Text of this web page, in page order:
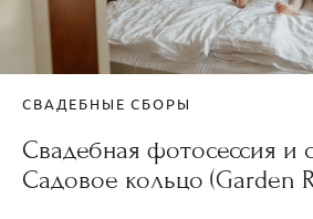
СВАДЕБНЫЕ СБОРЫ
Свадебная фотосессия и
Садовое кольцо (Garden